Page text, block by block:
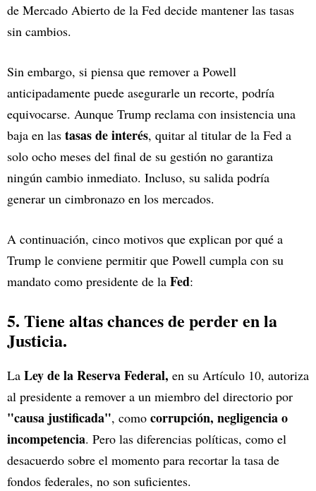
de Mercado Abierto de la Fed decide mantener las tasas
sin cambios.
Sin embargo, si piensa que remover a Powell
anticipadamente puede asegurarle un recorte, podría
equivocarse. Aunque Trump reclama con insistencia una
baja en las tasas de interés, quitar al titular de la Fed a
solo ocho meses del final de su gestión no garantiza
ningún cambio inmediato. Incluso, su salida podría
generar un cimbronazo en los mercados.
A continuación, cinco motivos que explican por qué a
Trump le conviene permitir que Powell cumpla con su
mandato como presidente de la Fed:
5. Tiene altas chances de perder en la
Justicia.
La Ley de la Reserva Federal, en su Artículo 10, autoriza
al presidente a remover a un miembro del directorio por
"causa justificada", como corrupción, negligencia o
incompetencia. Pero las diferencias políticas, como el
desacuerdo sobre el momento para recortar la tasa de
fondos federales, no son suficientes.